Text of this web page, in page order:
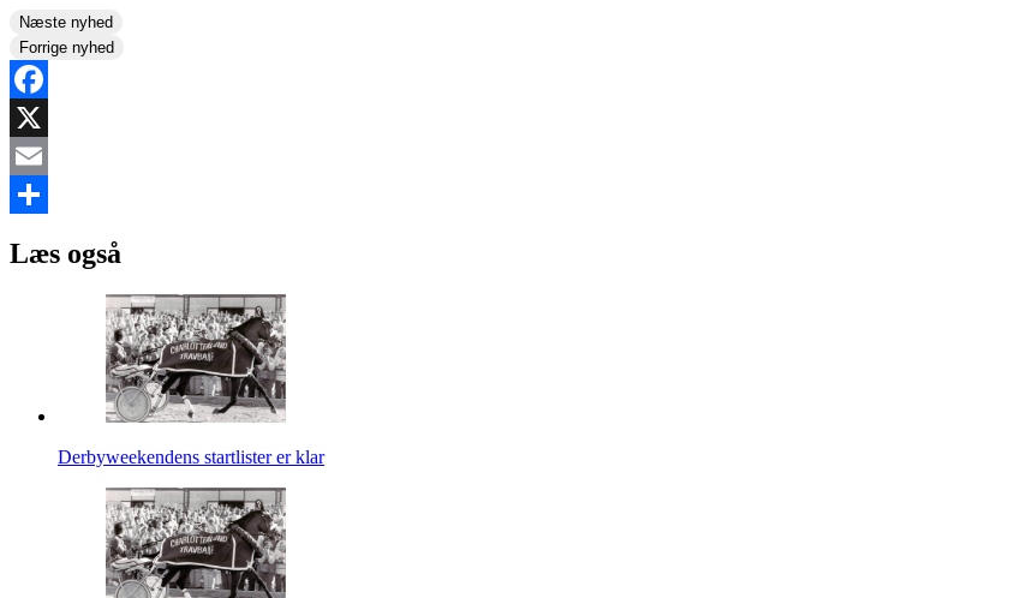
Næste nyhed
Forrige nyhed
Facebook
X
Email
Læs også
Derbyweekendens startlister er klar